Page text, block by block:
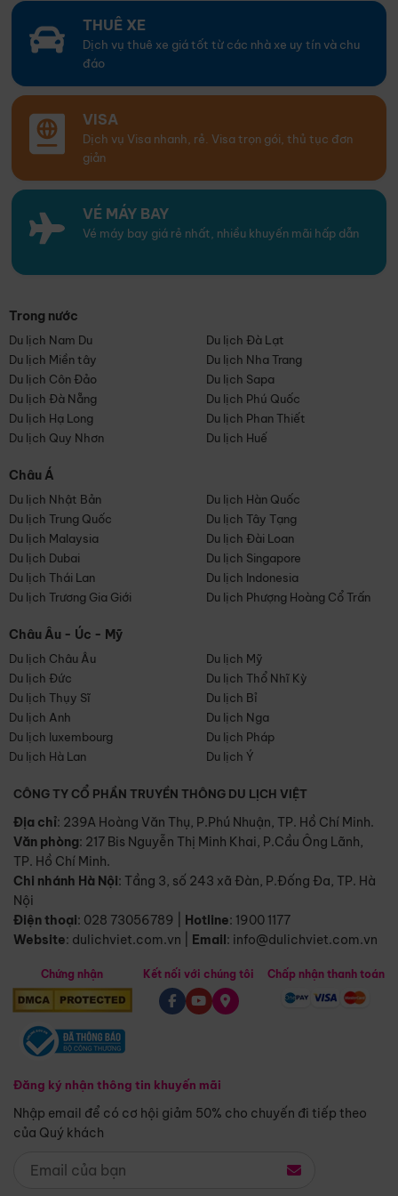
THUÊ XE
Dịch vụ thuê xe giá tốt từ các nhà xe uy tín và chu
đáo
VISA
Dịch vụ Visa nhanh, rẻ. Visa trọn gói, thủ tục đơn
giản
VÉ MÁY BAY
Vé máy bay giá rẻ nhất, nhiều khuyến mãi hấp dẫn
Trong nước
Du lịch Nam Du
Du lịch Đà Lạt
Du lịch Miền tây
Du lịch Nha Trang
Du lịch Côn Đảo
Du lịch Sapa
Du lịch Đà Nẵng
Du lịch Phú Quốc
Du lịch Hạ Long
Du lịch Phan Thiết
Du lịch Quy Nhơn
Du lịch Huế
Châu Á
Du lịch Nhật Bản
Du lịch Hàn Quốc
Du lịch Trung Quốc
Du lịch Tây Tạng
Du lịch Malaysia
Du lịch Đài Loan
Du lịch Dubai
Du lịch Singapore
Du lịch Thái Lan
Du lịch Indonesia
Du lịch Trương Gia Giới
Du lịch Phượng Hoàng Cổ Trấn
Châu Âu - Úc - Mỹ
Du lịch Châu Âu
Du lịch Mỹ
Du lịch Đức
Du lịch Thổ Nhĩ Kỳ
Du lịch Thụy Sĩ
Du lịch Bỉ
Du lịch Anh
Du lịch Nga
Du lịch luxembourg
Du lịch Pháp
Du lịch Hà Lan
Du lịch Ý
CÔNG TY CỔ PHẦN TRUYỀN THÔNG DU LỊCH VIỆT
Địa chỉ: 239A Hoàng Văn Thụ, P.Phú Nhuận, TP. Hồ Chí Minh.
Văn phòng: 217 Bis Nguyễn Thị Minh Khai, P.Cầu Ông Lãnh,
TP. Hồ Chí Minh.
Chi nhánh Hà Nội: Tầng 3, số 243 xã Đàn, P.Đống Đa, TP. Hà
Nội
Điện thoại: 028 73056789 Hotline: 1900 1177
Website: dulichviet.com.vn Email: info@dulichviet.com.vn
Chứng nhận
Đăng ký nhận thông tin khuyến mãi
Nhập email để có cơ hội giảm 50% cho chuyến đi tiếp theo
của Quý khách
Kết nối với chúng tôi Chấp nhận thanh toán